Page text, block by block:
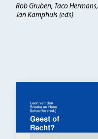
Rob Gruben, Taco Hermans,
Jan Kamphuis (eds)